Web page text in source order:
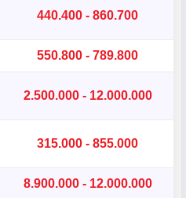
440.400 - 860.700
550.800 - 789.800
2.500.000 - 12.000.000
315.000 - 855.000
8.900.000 - 12.000.000